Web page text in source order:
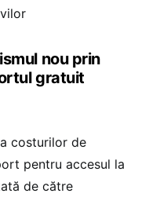
nou prin
gratuit
costurilor de
pentru accesul la
de către